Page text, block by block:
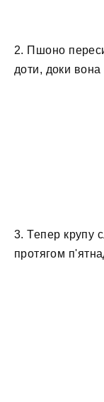
2. Пшоно
доти, доки
3. Тепер крупу
протягом